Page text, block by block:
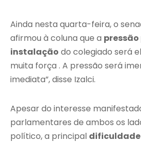
Ainda nesta quarta-feira, o
afirmou à coluna que a
instalação do colegiado será
muita força . A pressão será
imediata”, disse Izalci.
Apesar do interesse
parlamentares de ambos os
político, a principal dificuldade